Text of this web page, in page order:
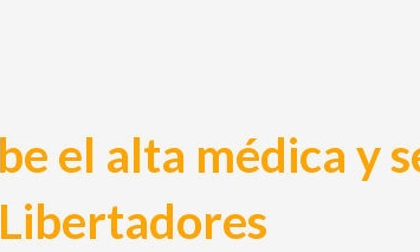
el alta médica y